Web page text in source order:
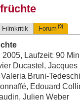
Filmkritik Forum (9)
2005, Laufzeit: 90
Ducastel, Jacques
Bruni-
Edouard
Julien Weber